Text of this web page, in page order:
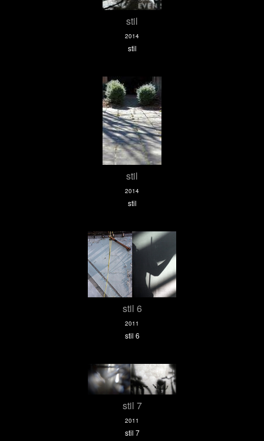
stil
2014
stil
stil
2014
stil
stil 6
2011
stil 6
stil 7
2011
stil 7